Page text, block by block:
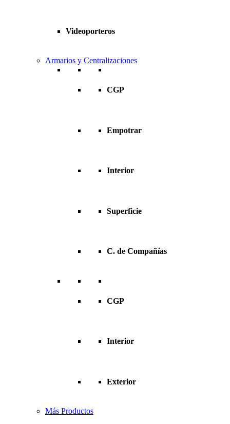
Videoporteros
Armarios y Centralizaciones
CGP
Empotrar
Interior
Superficie
C. de Compañías
CGP
Interior
Exterior
Más Productos